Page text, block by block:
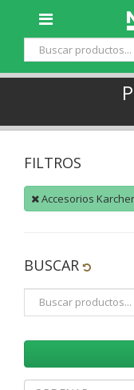
FILTROS
Accesorios Karcher
BUSCAR